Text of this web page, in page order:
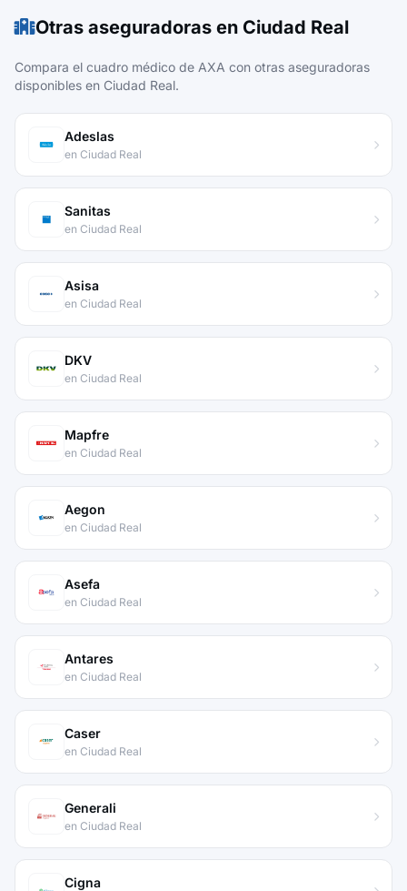
Otras aseguradoras en Ciudad Real
Compara el cuadro médico de AXA con otras aseguradoras
disponibles en Ciudad Real.
Adeslas
en Ciudad Real
Sanitas
en Ciudad Real
Asisa
en Ciudad Real
DKV
en Ciudad Real
Mapfre
en Ciudad Real
Aegon
en Ciudad Real
Asefa
en Ciudad Real
Antares
en Ciudad Real
Caser
en Ciudad Real
Generali
en Ciudad Real
Cigna